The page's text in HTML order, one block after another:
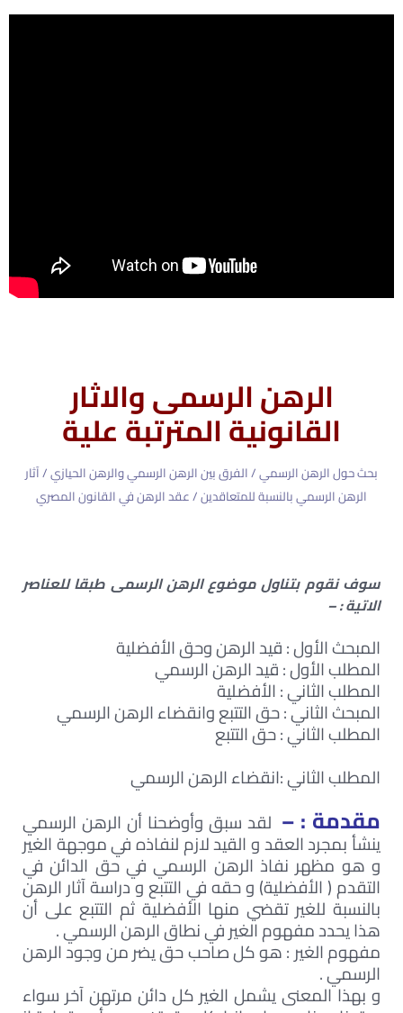
الرهن الرسمى والاثار
القانونية المترتبة علية
بحث حول الرهن الرسمي / الفرق بين الرهن الرسمي والرهن الحيازي / آثار
الرهن الرسمي بالنسبة للمتعاقدين / عقد الرهن في القانون المصري
سوف نقوم بتناول موضوع الرهن الرسمى طبقا للعناصر
الاتية : –
المبحث الأول : قيد الرهن وحق الأفضلية
المطلب الأول : قيد الرهن الرسمي
المطلب الثاني : الأفضلية
المبحث الثاني : حق التتبع وانقضاء الرهن الرسمي
المطلب الثاني : حق التتبع
المطلب الثاني :انقضاء الرهن الرسمي
مقدمة : – لقد سبق وأوضحنا أن الرهن الرسمي
ينشأ بمجرد العقد و القيد لازم لنفاذه في موجهة الغير
و هو مظهر نفاذ الرهن الرسمي في حق الدائن في
التقدم ( الأفضلية) و حقه في التتبع و دراسة آثار الرهن
بالنسبة للغير تقضي منها الأفضلية ثم التتبع على أن
هذا يحدد مفهوم الغير في نطاق الرهن الرسمي .
مفهوم الغير : هو كل صاحب حق يضر من وجود الرهن
الرسمي .
و بهذا المعنى يشمل الغير كل دائن مرتهن آخر سواء